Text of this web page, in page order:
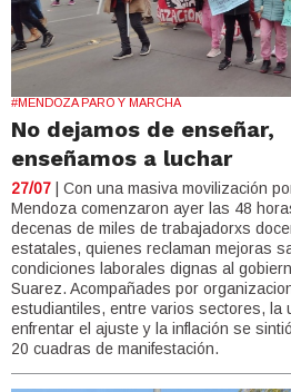
#MENDOZA PARO Y MARCHA
No dejamos de enseñar,
enseñamos a luchar
27/07 | Con una masiva movilización
Mendoza comenzaron ayer las 48
decenas de miles de trabajadorxs
estatales, quienes reclaman mejoras
condiciones laborales dignas al
Suarez. Acompañades por
estudiantiles, entre varios sectores, la
enfrentar el ajuste y la inflación se
20 cuadras de manifestación.